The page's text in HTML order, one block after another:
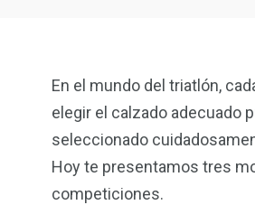
En el mundo del triatlón,
elegir el calzado adecuado
seleccionado
Hoy te presentamos tres
competiciones.